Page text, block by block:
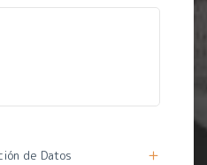
de Datos